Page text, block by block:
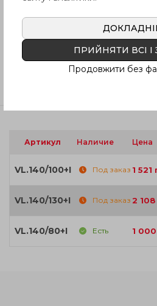
Инструкция (pdf.)
Артикул Наличие Цена
VL.140/100+I Под заказ 1 521
VL.140/130+I Под заказ 2 108
VL.140/80+I Есть 1 000
ПРИЙНЯТИ ВСІ І
Продовжити без